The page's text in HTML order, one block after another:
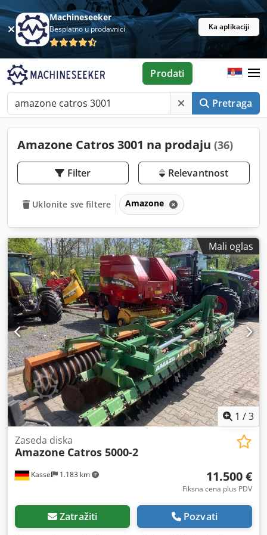
Machineseeker
Besplatno u prodavnici Ka aplikaciji
Pretraga
Prodati
Amazone Catros 3001 na prodaju (36)
Filter Relevantnost
Uklonite sve filtere Amazone
Mali oglas
1 /3
Kassel 1.183 km
Zaseda diska
Amazone Catros 5000-2
11.500 €
Fiksna cena plus PDV
Zatražiti Pozvati